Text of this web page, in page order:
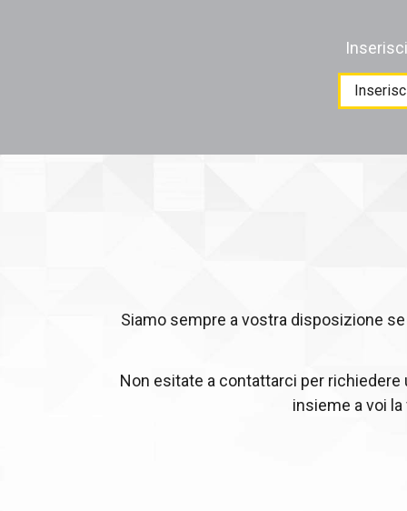
Products
search
Siamo sempre a vostra disposizione
Non esitate a contattarci per
insieme a voi